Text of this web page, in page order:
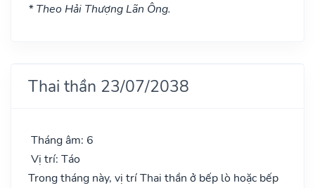
* Theo Hải Thượng Lãn Ông.
Thai thần 23/07/2038
Tháng âm: 6
Vị trí: Táo
Trong tháng này, vị trí Thai thần ở bếp lò hoặc bếp